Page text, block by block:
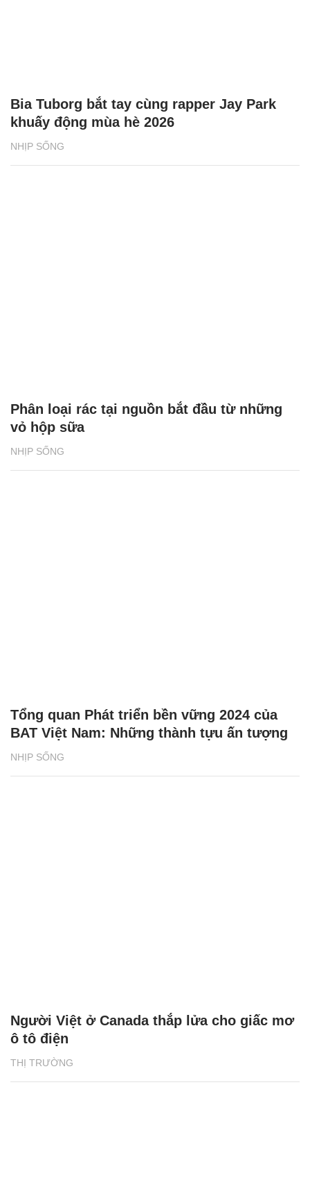
NHỊP SỐNG
Bia Tuborg bắt tay cùng rapper Jay Park
khuấy động mùa hè 2026
NHỊP SỐNG
Phân loại rác tại nguồn bắt đầu từ những
vỏ hộp sữa
NHỊP SỐNG
Tổng quan Phát triển bền vững 2024 của
BAT Việt Nam: Những thành tựu ấn tượng
THỊ TRƯỜNG
Người Việt ở Canada thắp lửa cho giấc mơ
ô tô điện